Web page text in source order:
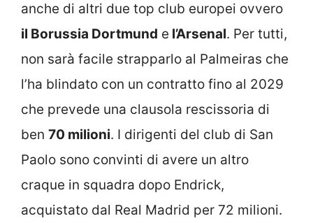
anche di altri due top club europei ovvero
il Borussia Dortmund e l’Arsenal. Per tutti,
non sarà facile strapparlo al Palmeiras che
l’ha blindato con un contratto fino al 2029
che prevede una clausola rescissoria di
ben 70 milioni. I dirigenti del club di San
Paolo sono convinti di avere un altro
craque in squadra dopo Endrick,
acquistato dal Real Madrid per 72 milioni.